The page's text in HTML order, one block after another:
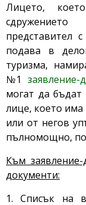
Лицето,
представител
подава в
туризма,
№1 заявление-
могат да
лице, което има
или от негов
пълномощно,
Към заявление-
документи:
1. Списък на